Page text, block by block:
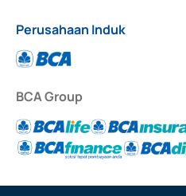
Perusahaan Induk
BCA Group